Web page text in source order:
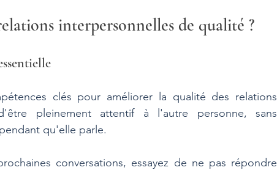
interpersonnelles de qualité ?
clés pour améliorer la qualité des relations
pleinement attentif à l'autre personne, sans
qu'elle parle.
conversations, essayez de ne pas répondre